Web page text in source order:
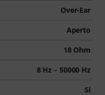
Over-Ear
Aperto
18 Ohm
8 Hz – 50000 Hz
Si